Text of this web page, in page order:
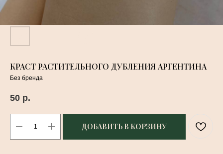
КРАСТ РАСТИТЕЛЬНОГО ДУБЛЕНИЯ АРГЕНТИНА
Без бренда
50 р.
ДОБАВИТЬ В КОРЗИНУ